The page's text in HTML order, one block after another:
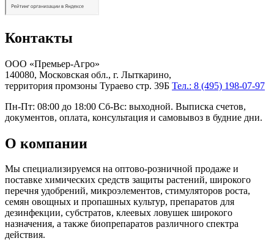
Контакты
ООО «Премьер-Агро»
140080, Московская обл., г. Лыткарино,
территория промзоны Тураево стр. 39Б Тел.: 8 (495) 198-07-97
Пн-Пт: 08:00 до 18:00 Сб-Вс: выходной. Выписка счетов,
документов, оплата, консультация и самовывоз в будние дни.
О компании
Мы специализируемся на оптово-розничной продаже и
поставке химических средств защиты растений, широкого
перечня удобрений, микроэлементов, стимуляторов роста,
семян овощных и пропашных культур, препаратов для
дезинфекции, субстратов, клеевых ловушек широкого
назначения, а также биопрепаратов различного спектра
действия.